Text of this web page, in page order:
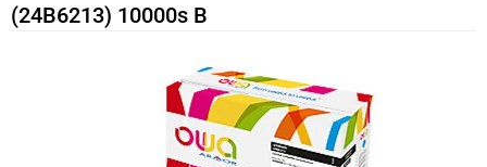
(24B6213) 10000s B